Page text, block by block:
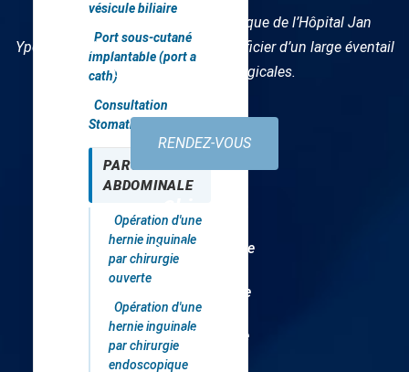
vésicule biliaire
Port sous-cutané
implantable (port a
cath)
Consultation
Stomatherapie
PAROI
ABDOMINALE
Opération d'une
hernie inguinale
par chirurgie
ouverte
Opération d'une
hernie inguinale
par chirurgie
endoscopique
Au service de Chirurgie & Urologique de l’Hôpital Jan
Yperman d’Ypres, vous pouvez bénéficier d’un large éventail
d’interventions chirurgicales.
RENDEZ-VOUS
Abdominale
Urologique
Vasculaire